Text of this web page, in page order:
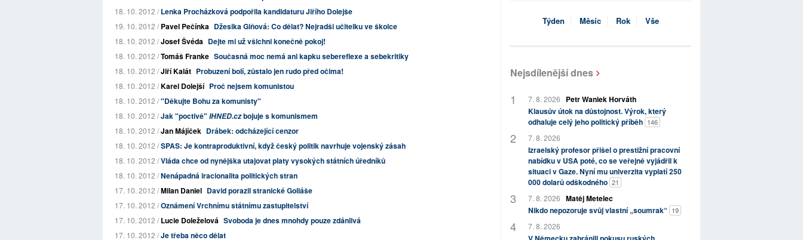
18. 10. 2012 /Lenka Procházková podpořila kandidaturu Jiřího Dolejše
19. 10. 2012 /Pavel Pečínka Džesika Giňová: Co dělat? Nejradši učitelku ve školce
18. 10. 2012 /Josef Švéda Dejte mi už všichni konečně pokoj!
18. 10. 2012 /Tomáš Franke Současná moc nemá ani kapku sebereflexe a sebekritiky
18. 10. 2012 /Jiří Kalát Probuzení bolí, zůstalo jen rudo před očima!
18. 10. 2012 /Karel Dolejší Proč nejsem komunistou
18. 10. 2012 /"Děkujte Bohu za komunisty"
18. 10. 2012 /Jak "poctivě" IHNED.czbojuje s komunismem
18. 10. 2012 /Jan Májíček Drábek: odcházející cenzor
18. 10. 2012 /SPAS: Je kontraproduktivní, když český politik navrhuje vojenský zásah
18. 10. 2012 /Vláda chce od nynějška utajovat platy vysokých státních úředníků
18. 10. 2012 /Nenápadná iracionalita politických stran
17. 10. 2012 /Milan Daniel David porazil stranické Goliáše
17. 10. 2012 /Oznámení Vrchnímu státnímu zastupitelství
17. 10. 2012 /Lucie Doleželová Svoboda je dnes mnohdy pouze zdánlivá
17. 10. 2012 /Je třeba něco dělat
Týden Měsíc Rok Vše
Nejsdílenější dnes
7. 8. 2026
Petr Waniek Horváth
Klausův útok na důstojnost. Výrok, který
odhaluje celý jeho politický příběh 146
7. 8. 2026
Izraelský profesor přišel o prestižní pracovní
nabídku v USA poté, co se veřejně vyjádřil k
situaci v Gaze. Nyní mu univerzita vyplatí 250
000 dolarů odškodného 21
7. 8. 2026 Matěj Metelec
Nikdo nepozoruje svůj vlastní „soumrak“ 19
7. 8. 2026